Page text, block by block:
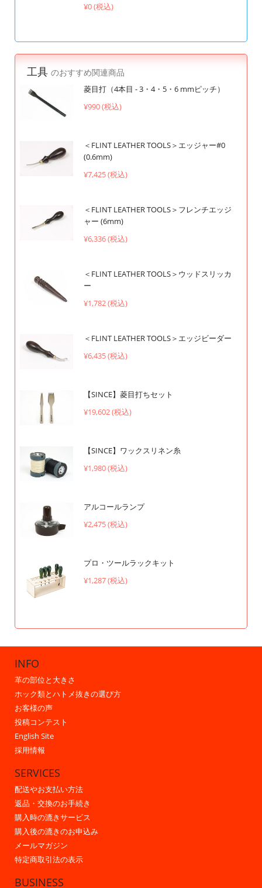
¥0 (税込)
工具 のおすすめ関連商品
菱目打（4本目 - 3・4・5・6 mmピッチ）
¥990 (税込)
＜FLINT LEATHER TOOLS＞エッジャー#0
(0.6mm)
¥7,425 (税込)
＜FLINT LEATHER TOOLS＞フレンチエッジ
ャー (6mm)
¥6,336 (税込)
＜FLINT LEATHER TOOLS＞ウッドスリッカ
ー
¥1,782 (税込)
＜FLINT LEATHER TOOLS＞エッジビーダー
¥6,435 (税込)
【SINCE】菱目打ちセット
¥19,602 (税込)
【SINCE】ワックスリネン糸
¥1,980 (税込)
アルコールランプ
¥2,475 (税込)
プロ・ツールラックキット
¥1,287 (税込)
INFO
革の部位と大きさ
ホック類とハトメ抜きの選び方
お客様の声
投稿コンテスト
English Site
採用情報
SERVICES
配送やお支払い方法
返品・交換のお手続き
購入時の漉きサービス
購入後の漉きのお申込み
メールマガジン
特定商取引法の表示
BUSINESS